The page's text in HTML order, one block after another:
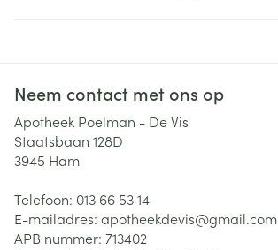
Neem contact met ons op
Apotheek Poelman - De Vis
Staatsbaan 128D
3945 Ham
Telefoon: 013 66 53 14
E-mailadres: apotheekdevis@gmail.com
APB nummer: 713402